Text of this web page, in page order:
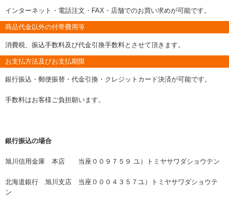
インターネット・電話注文・FAX・店舗でのお買い求めが可能です。
商品代金以外の付帯費用等
消費税、振込手数料及び代金引換手数料とさせて頂きます。
お支払方法及びお支払期限
銀行振込・郵便振替・代金引換・クレジットカード決済が可能です。
手数料はお客様ご負担願います。
銀行振込の場合
旭川信用金庫 本店 当座００９７５９ ユ）トミヤサワダショウテン
北海道銀行 旭川支店 当座０００４３５７ユ）トミヤサワダショウテ
ン